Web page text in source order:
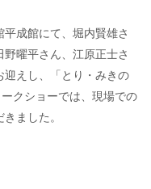
成館にて、堀内賢雄さ
曜平さん、江原正士さ
迎えし、「とり・みきの
クショーでは、現場での
ました。